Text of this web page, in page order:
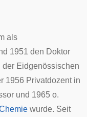
als
1951 den Doktor
Eidgenössischen
1956 Privatdozent in
und 1965 o.
wurde. Seit